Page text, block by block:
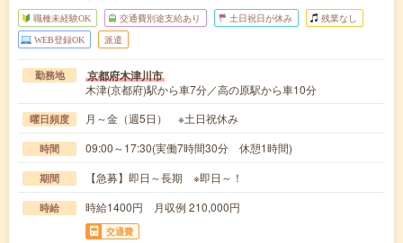
職種未経験OK 交通費別途支給あり 土日祝日が休み 残業なし
WEB登録OK 派遣
勤務地 京都府木津川市
木津(京都府)駅から車7分／高の原駅から車10分
曜日頻度 月～金（週5日） ※土日祝休み
時間 09:00～17:30(実働7時間30分 休憩1時間)
期間 【急募】即日～長期 ※即日～！
時給 時給1400円 月収例 210,000円
交通費